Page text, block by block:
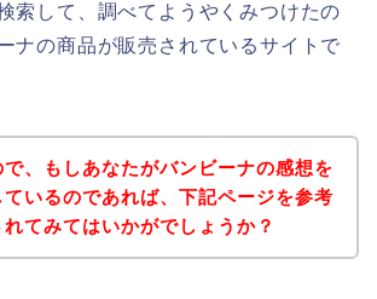
索して、調べてようやくみつけたの
ナの商品が販売されているサイトで
で、もしあなたがバンビーナの感想を
ているのであれば、下記ページを参考
れてみてはいかがでしょうか？